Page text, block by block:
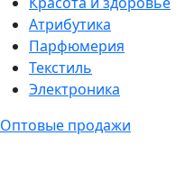
Атрибутика
Парфюмерия
Текстиль
Электроника
Оптовые продажи